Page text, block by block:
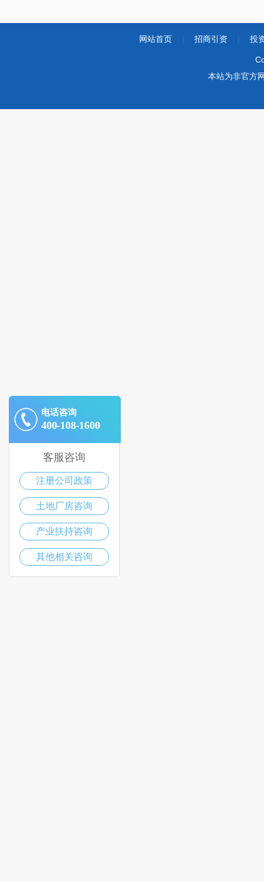
网站首页 招商引资 投
本站为非官方
电话咨询
400-108-1600
客服咨询
注册公司政策
土地厂房咨询
产业扶持咨询
其他相关咨询